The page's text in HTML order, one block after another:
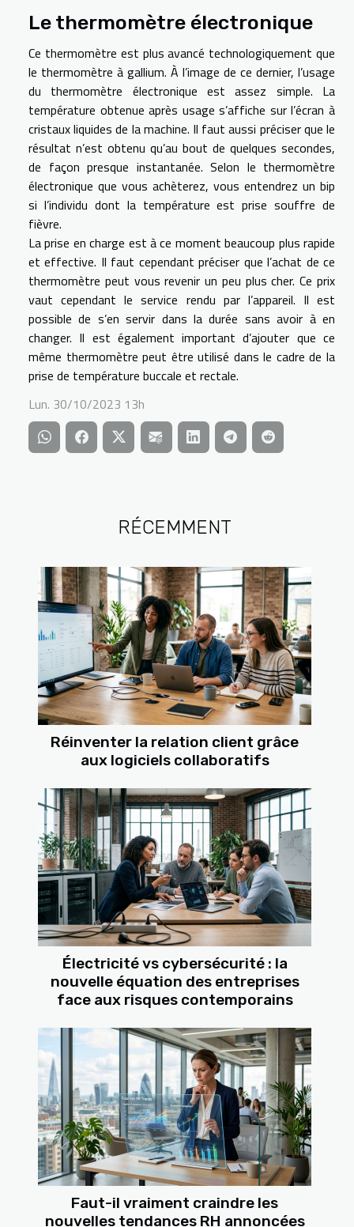
RÉCEMMENT
Réinventer la relation client grâce
aux logiciels collaboratifs
Électricité vs cybersécurité : la
nouvelle équation des entreprises
face aux risques contemporains
Faut-il vraiment craindre les
nouvelles tendances RH annoncées
Le thermomètre électronique
Ce thermomètre est plus avancé technologiquement que
le thermomètre à gallium. À l’image de ce dernier, l’usage
du thermomètre électronique est assez simple. La
température obtenue après usage s’affiche sur l’écran à
cristaux liquides de la machine. Il faut aussi préciser que le
résultat n’est obtenu qu’au bout de quelques secondes,
de façon presque instantanée. Selon le thermomètre
électronique que vous achèterez, vous entendrez un bip
si l’individu dont la température est prise souffre de
fièvre.
La prise en charge est à ce moment beaucoup plus rapide
et effective. Il faut cependant préciser que l’achat de ce
thermomètre peut vous revenir un peu plus cher. Ce prix
vaut cependant le service rendu par l’appareil. Il est
possible de s’en servir dans la durée sans avoir à en
changer. Il est également important d’ajouter que ce
même thermomètre peut être utilisé dans le cadre de la
prise de température buccale et rectale.
Lun. 30/10/2023 13h